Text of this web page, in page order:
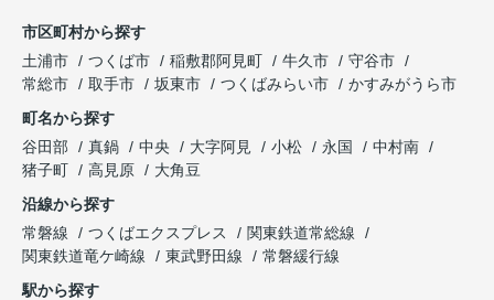
市区町村から探す
土浦市
つくば市 稲敷郡阿見町 牛久市
守谷市
常総市
取手市 坂東市 つくばみらい市
かすみがうら市
町名から探す
谷田部
真鍋 中央 大字阿見 小松 永国
中村南
猪子町
高見原
大角豆
沿線から探す
常磐線
つくばエクスプレス
関東鉄道常総線
関東鉄道竜ケ崎線
東武野田線
常磐緩行線
駅から探す